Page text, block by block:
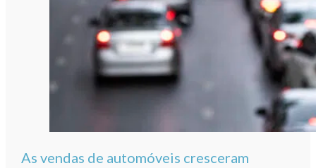
As vendas de automóveis cresceram